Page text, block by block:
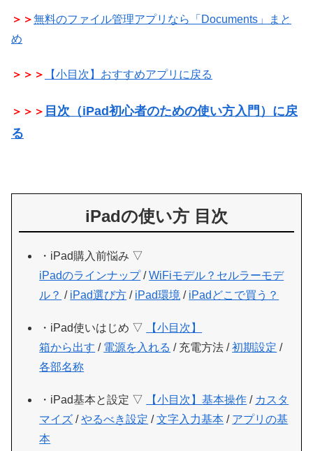
＞＞無料のファイル管理アプリなら「Documents」まと
め
＞＞＞ 【小目次】おすすめアプリに戻る
＞＞＞ 目次（iPad初心者のための使い方入門）に戻
る
iPadの使い方 目次
・iPad購入前悩み ▽
iPadのラインナップ/WiFiモデル？セルラーモデ
ル？ / iPad選び方 / iPad環境 / iPadどこで買う？
・iPad使いはじめ ▽
【小目次】
箱から出す / 電源を入れる / 充電方法 /初期設定 /
各部名称
・iPad基本と設定 ▽ 【小目次】基本操作 / カスタ
マイズ /やるべき設定 /文字入力基本 / アプリの基
本